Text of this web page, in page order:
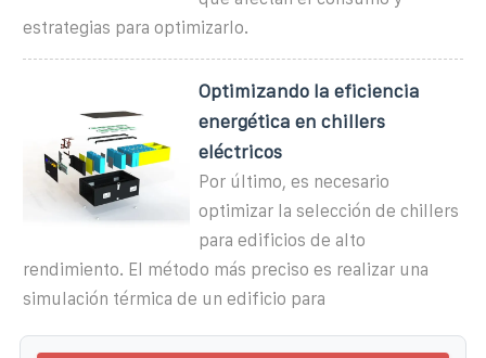
estrategias para optimizarlo.
Optimizando la eficiencia
energética en chillers
eléctricos
Por último, es necesario
optimizar la selección de chillers
para edificios de alto
rendimiento. El método más preciso es realizar una
simulación térmica de un edificio para